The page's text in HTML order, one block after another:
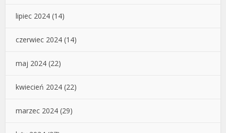
lipiec 2024 (14)
czerwiec 2024 (14)
maj 2024 (22)
kwiecień 2024 (22)
marzec 2024 (29)